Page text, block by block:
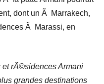
dont un Ã Marrakech,
Ã Marassi, en
et rÃ©sidences Armani
grandes destinations